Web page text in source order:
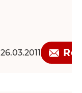
древесины,
размеры.
26.03.2011